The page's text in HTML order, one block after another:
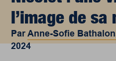
l’image de sa
ParAnne-Sofie
2024